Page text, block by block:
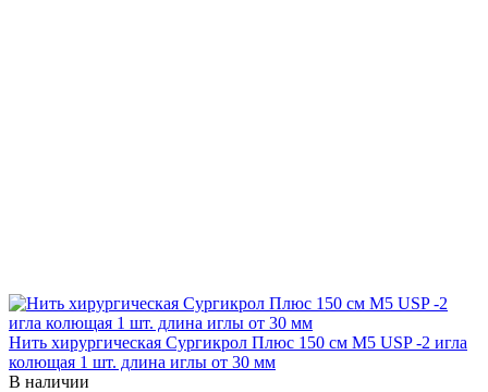
Нить хирургическая Сургикрол Плюс 150 см М5 USP -2 игла
колющая 1 шт. длина иглы от 30 мм
В наличии